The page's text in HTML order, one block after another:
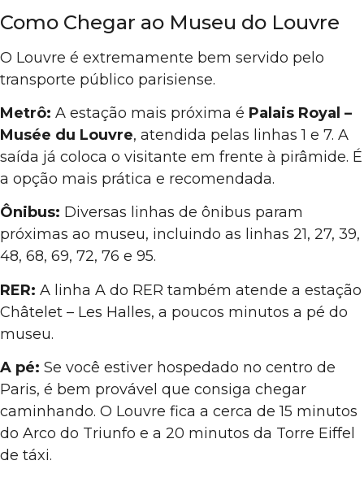
Como Chegar ao Museu do Louvre
O Louvre é extremamente bem servido pelo
transporte público parisiense.
Metrô: A estação mais próxima é Palais Royal –
Musée du Louvre, atendida pelas linhas 1 e 7. A
saída já coloca o visitante em frente à pirâmide. É
a opção mais prática e recomendada.
Ônibus: Diversas linhas de ônibus param
próximas ao museu, incluindo as linhas 21, 27, 39,
48, 68, 69, 72, 76 e 95.
RER: A linha A do RER também atende a estação
Châtelet – Les Halles, a poucos minutos a pé do
museu.
A pé: Se você estiver hospedado no centro de
Paris, é bem provável que consiga chegar
caminhando. O Louvre fica a cerca de 15 minutos
do Arco do Triunfo e a 20 minutos da Torre Eiffel
de táxi.